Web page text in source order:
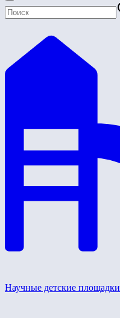
Научные детские площадки